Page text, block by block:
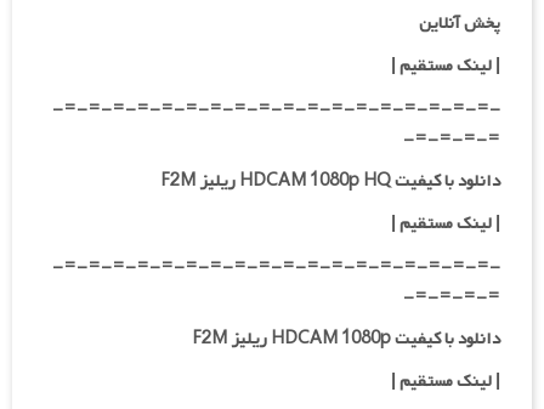
پخش آنلاین
| لینک مستقیم|
-=-=-=-=-=-=-=-=-=-=-=-=-=-=-=-=-=-=-
=-=-=-=-
دانلود با کیفیت HDCAM 1080p HQ ریلیز F2M
|لینک مستقیم|
-=-=-=-=-=-=-=-=-=-=-=-=-=-=-=-=-=-=-
=-=-=-=-
دانلود با کیفیت HDCAM 1080p ریلیز F2M
|لینک مستقیم|